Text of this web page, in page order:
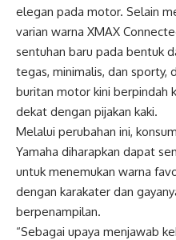
elegan pada motor. Selain
varian warna XMAX
sentuhan baru pada bentuk
tegas, minimalis, dan sporty,
buritan motor kini berpindah
dekat dengan pijakan kaki.
Melalui perubahan ini,
Yamaha diharapkan dapat
untuk menemukan warna
dengan karakater dan
berpenampilan.
“Sebagai upaya menjawab